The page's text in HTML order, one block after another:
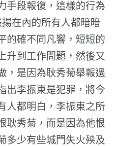
手段報復，這樣的行為
在內的所有人都暗暗
的確不同凡響，短短的
升到工作問題，然後又
，是因為耿秀菊舉報過
出李振東是犯罪，將今
人都明白，李振東之所
耿秀菊，而是因為他恨
多少有些城門失火殃及